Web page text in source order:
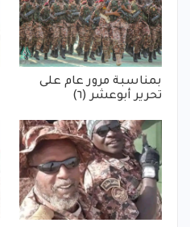
بمناسبة مرور عام على
تحرير أبوعشر (٦)